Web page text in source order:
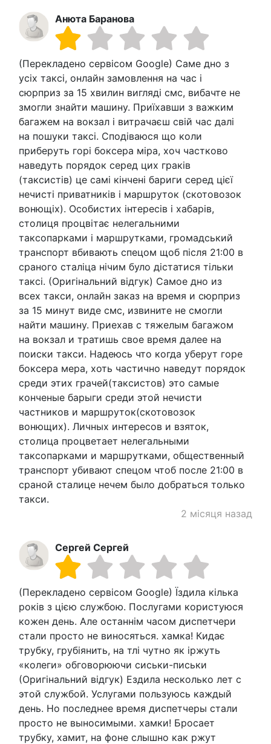
Анюта Баранова
(Перекладено сервісом Google) Саме дно з
усіх таксі, онлайн замовлення на час і
сюрприз за 15 хвилин вигляді смс, вибачте не
змогли знайти машину. Приїхавши з важким
багажем на вокзал і витрачаєш свій час далі
на пошуки таксі. Сподіваюся що коли
приберуть горі боксера міра, хоч частково
наведуть порядок серед цих граків
(таксистів) це самі кінчені бариги серед цієї
нечисті приватників і маршруток (скотовозок
вонющіх). Особистих інтересів і хабарів,
столиця процвітає нелегальними
таксопарками і маршрутками, громадський
транспорт вбивають спецом щоб після 21:00 в
сраного сталіца нічим було дістатися тільки
таксі. (Оригінальний відгук) Самое дно из
всех такси, онлайн заказ на время и сюрприз
за 15 минут виде смс, извините не смогли
найти машину. Приехав с тяжелым багажом
на вокзал и тратишь свое время далее на
поиски такси. Надеюсь что когда уберут горе
боксера мера, хоть частично наведут порядок
среди этих грачей(таксистов) это самые
конченые барыги среди этой нечисти
частников и маршруток(скотовозок
вонющих). Личных интересов и взяток,
столица процветает нелегальными
таксопарками и маршрутками, общественный
транспорт убивают спецом чтоб после 21:00 в
сраной сталице нечем было добраться только
такси.
2 місяця назад
Сергей Сергей
(Перекладено сервісом Google) Їздила кілька
років з цією службою. Послугами користуюся
кожен день. Але останнім часом диспетчери
стали просто не виносяться. хамка! Кидає
трубку, грубіянить, на тлі чутно як іржуть
«колеги» обговорюючи сиськи-письки
(Оригінальний відгук) Ездила несколько лет с
этой службой. Услугами пользуюсь каждый
день. Но последнее время диспетчеры стали
просто не выносимыми. хамки! Бросает
трубку, хамит, на фоне слышно как ржут